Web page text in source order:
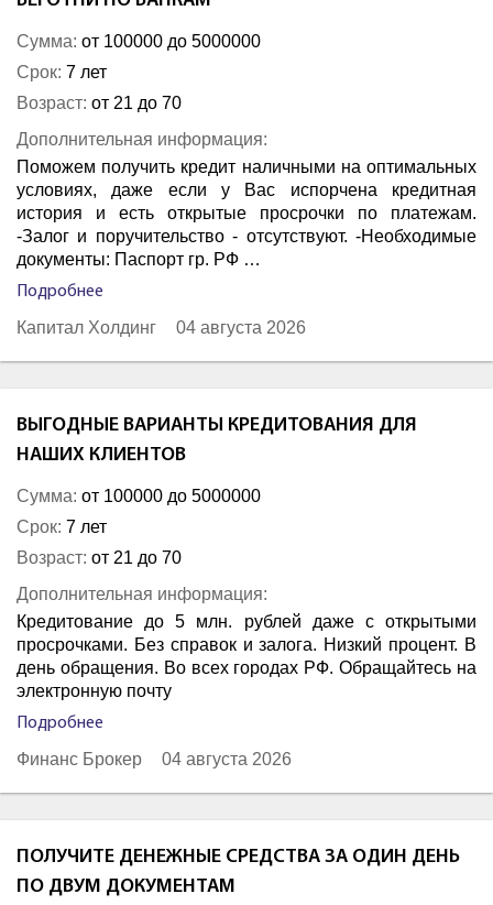
Сумма: от 100000 до 5000000
Срок: 7 лет
Возраст: от 21 до 70
Дополнительная информация:
Поможем получить кредит наличными на оптимальных
условиях, даже если у Вас испорчена кредитная
история и есть открытые просрочки по платежам.
-Залог и поручительство - отсутствуют. -Необходимые
документы: Паспорт гр. РФ …
Подробнее
Капитал Холдинг 04 августа 2026
ВЫГОДНЫЕ ВАРИАНТЫ КРЕДИТОВАНИЯ ДЛЯ
НАШИХ КЛИЕНТОВ
Сумма: от 100000 до 5000000
Срок: 7 лет
Возраст: от 21 до 70
Дополнительная информация:
Кредитование до 5 млн. рублей даже с открытыми
просрочками. Без справок и залога. Низкий процент. В
день обращения. Во всех городах РФ. Обращайтесь на
электронную почту
Подробнее
Финанс Брокер 04 августа 2026
ПОЛУЧИТЕ ДЕНЕЖНЫЕ СРЕДСТВА ЗА ОДИН ДЕНЬ
ПО ДВУМ ДОКУМЕНТАМ